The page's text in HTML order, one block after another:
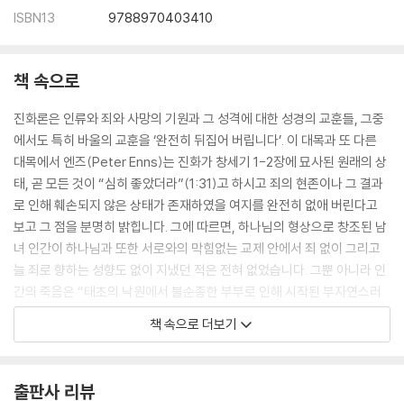
ISBN13
9788970403410
책 속으로
진화론은 인류와 죄와 사망의 기원과 그 성격에 대한 성경의 교훈들, 그중
에서도 특히 바울의 교훈을 ‘완전히 뒤집어 버립니다’. 이 대목과 또 다른
대목에서 엔즈(Peter Enns)는 진화가 창세기 1-2장에 묘사된 원래의 상
태, 곧 모든 것이 “심히 좋았더라”(1:31)고 하시고 죄의 현존이나 그 결과
로 인해 훼손되지 않은 상태가 존재하였을 여지를 완전히 없애 버린다고
보고 그 점을 분명히 밝힙니다. 그에 따르면, 하나님의 형상으로 창조된 남
녀 인간이 하나님과 또한 서로와의 막힘없는 교제 안에서 죄 없이 그리고
늘 죄로 향하는 성향도 없이 지냈던 적은 전혀 없었습니다. 그뿐 아니라 인
간의 죽음은 “태초의 낙원에서 불순종한 부부로 인해 시작된 부자연스러
운 상태”가 아닙니다.
책 속으로 더보기
출판사 리뷰